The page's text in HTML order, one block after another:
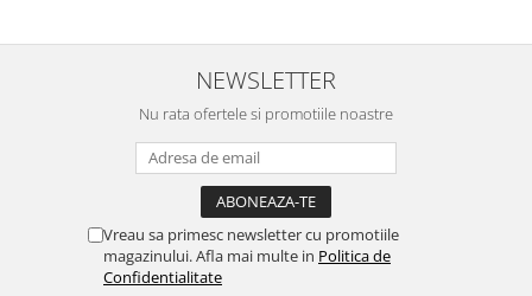
NEWSLETTER
Nu rata ofertele si promotiile noastre
Vreau sa primesc newsletter cu promotiile
magazinului. Afla mai multe in Politica de
Confidentialitate